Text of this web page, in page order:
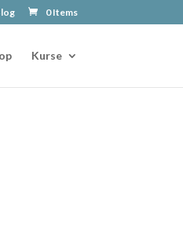
0 Items
Kurse